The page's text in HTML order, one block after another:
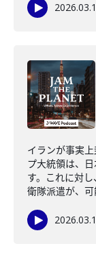
イランが事実
プ大統領は、
す。これに対
衛隊派遣が、